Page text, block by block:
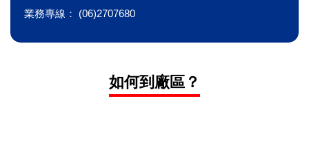
業務專線： (06)2707680
如何到廠區？